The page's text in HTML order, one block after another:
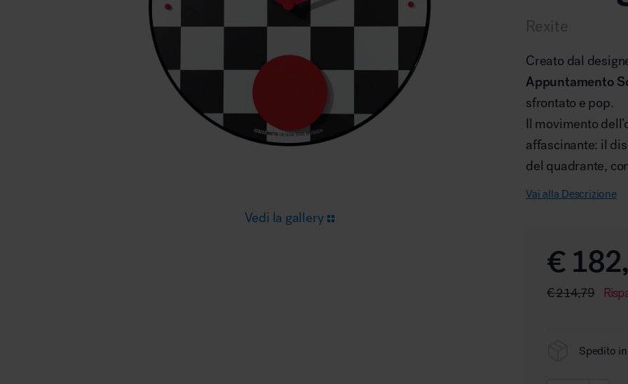
Illuminazione
Area riunione e convegni Arredo area reception
Vedi la gallery
Rexite
Creato dal
Appuntamento
sfrontato e pop.
Il movimento
affascinante: il
del quadrante,
Vai alla Descrizione
€
€214,79
Spedito